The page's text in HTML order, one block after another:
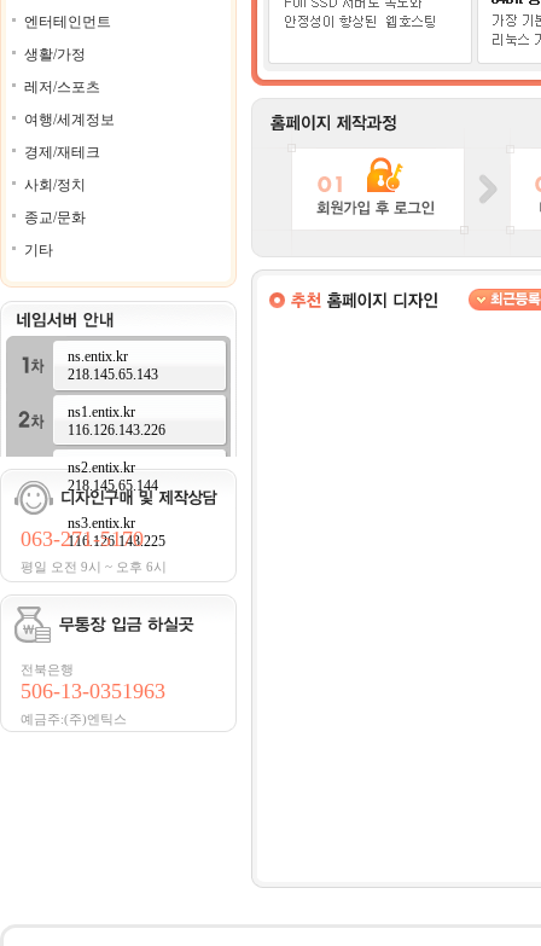
엔터테인먼트
생활/가정
레저/스포츠
여행/세계정보
경제/재테크
사회/정치
종교/문화
기타
ns.entix.kr
218.145.65.143
ns1.entix.kr
116.126.143.226
ns2.entix.kr
218.145.65.144
ns3.entix.kr
116.126.143.225
063-271-5170
평일 오전 9시 ~ 오후 6시
전북은행
506-13-0351963
예금주:(주)엔틱스